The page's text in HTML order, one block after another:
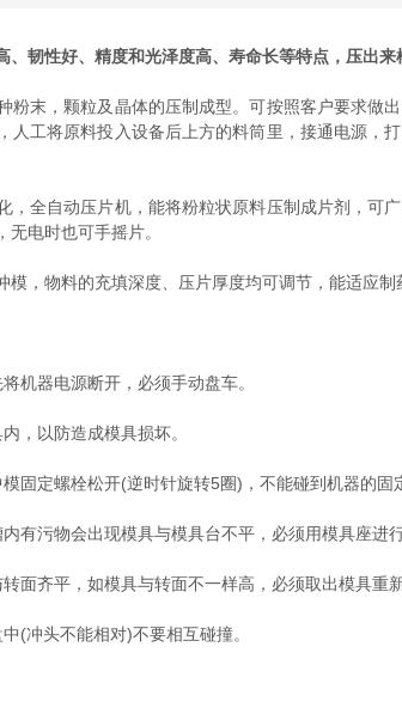
、韧性好、精度和光泽度高、寿命长等特点，压出
末，颗粒及晶体的压制成型。可按照客户要求做
人工将原料投入设备后上方的料筒里，接通电源
全自动压片机，能将粉粒状原料压制成片剂，可
电时也可手摇片。
物料的充填深度、压片厚度均可调节，能适应制
器电源断开，必须手动盘车。
以防造成模具损坏。
定螺栓松开(逆时针旋转5圈)，不能碰到机器的固
污物会出现模具与模具台不平，必须用模具座进行
齐平，如模具与转面不一样高，必须取出模具重新
冲头不能相对)不要相互碰撞。